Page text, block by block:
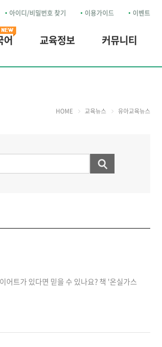
아이디/비밀번호 찾기 이용가이드 이벤트
어 교육정보 커뮤니티
HOME 교육뉴스 유아교육뉴스
트가 있다면 믿을 수 있나요? 책 '온실가스